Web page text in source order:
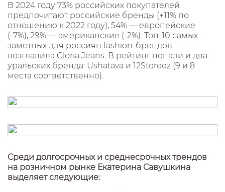
В 2024 году 73% российских покупателей
предпочитают российские бренды (+11% по
отношению к 2022 году), 54% — европейские
(-7%), 29% — американские (-2%). Топ-10 самых
заметных для россиян fashion-брендов
возглавила Gloria Jeans. В рейтинг попали и два
уральских бренда: Ushatava и 12Storeez (9 и 8
места соответственно).
Среди долгосрочных и среднесрочных трендов
на розничном рынке Екатерина Савушкина
выделяет следующие: